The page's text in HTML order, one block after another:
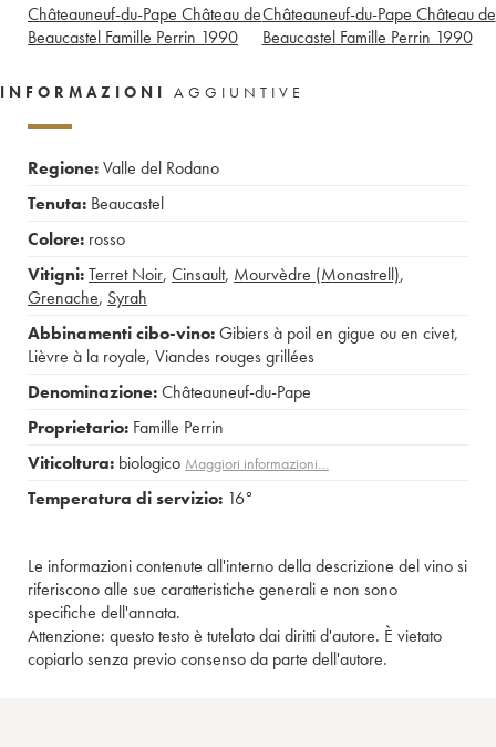
Châteauneuf-du-Pape Château de
Beaucastel Famille Perrin 1990
Châteauneuf-du-Pape Château de
Beaucastel Famille Perrin 1990
INFORMAZIONI AGGIUNTIVE
Regione:Valle del Rodano
Tenuta: Beaucastel
Colore: rosso
Vitigni:Terret Noir, Cinsault, Mourvèdre (Monastrell),
Grenache, Syrah
Abbinamenti cibo-vino:Gibiers à poil en gigue ou en civet,
Lièvre à la royale, Viandes rouges grillées
Denominazione:Châteauneuf-du-Pape
Proprietario: Famille Perrin
Viticoltura: biologico Maggiori informazioni…
Temperatura di servizio: 16°
Le informazioni contenute all'interno della descrizione del vino si
riferiscono alle sue caratteristiche generali e non sono
specifiche dell'annata.
Attenzione: questo testo è tutelato dai diritti d'autore. È vietato
copiarlo senza previo consenso da parte dell'autore.